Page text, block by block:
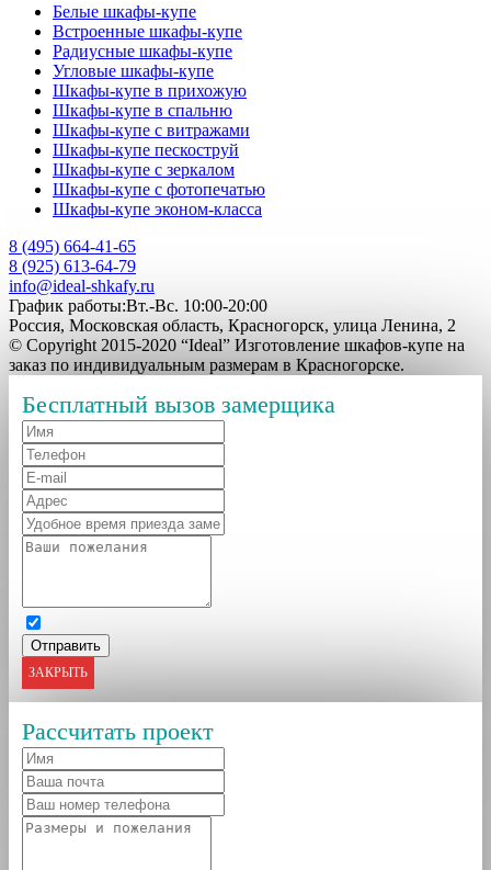
Белые шкафы-купе
Встроенные шкафы-купе
Радиусные шкафы-купе
Угловые шкафы-купе
Шкафы-купе в прихожую
Шкафы-купе в спальню
Шкафы-купе с витражами
Шкафы-купе пескоструй
Шкафы-купе с зеркалом
Шкафы-купе с фотопечатью
Шкафы-купе эконом-класса
8 (495) 664-41-65
8 (925) 613-64-79
info@ideal-shkafy.ru
График работы:Вт.-Вс. 10:00-20:00
Россия, Московская область, Красногорск, улица Ленина, 2
© Copyright 2015-2020 “Ideal” Изготовление шкафов-купе на
заказ по индивидуальным размерам в Красногорске.
Бесплатный вызов замерщика
ЗАКРЫТЬ
Рассчитать проект